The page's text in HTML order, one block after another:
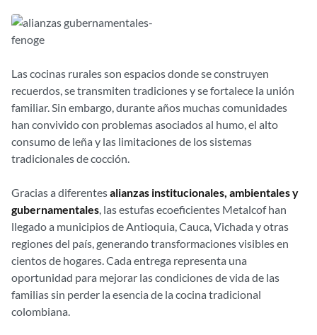
Las cocinas rurales son espacios donde se construyen
recuerdos, se transmiten tradiciones y se fortalece la unión
familiar. Sin embargo, durante años muchas comunidades
han convivido con problemas asociados al humo, el alto
consumo de leña y las limitaciones de los sistemas
tradicionales de cocción.
Gracias a diferentesalianzas institucionales, ambientales y
gubernamentales, las estufas ecoeficientes Metalcof han
llegado a municipios de Antioquia, Cauca, Vichada y otras
regiones del país, generando transformaciones visibles en
cientos de hogares. Cada entrega representa una
oportunidad para mejorar las condiciones de vida de las
familias sin perder la esencia de la cocina tradicional
colombiana.